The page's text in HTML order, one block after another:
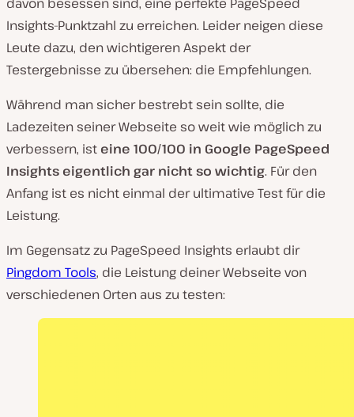
Insights-Punktzahl zu erreichen. Leider neigen diese
Leute dazu, den wichtigeren Aspekt der
Testergebnisse zu übersehen: die Empfehlungen.
Während man sicher bestrebt sein sollte, die
Ladezeiten seiner Webseite so weit wie möglich zu
verbessern, ist eine 100/100 in Google PageSpeed
Insights eigentlich gar nicht so wichtig. Für den
Anfang ist es nicht einmal der ultimative Test für die
Leistung.
Im Gegensatz zu PageSpeed Insights erlaubt dir
Pingdom Tools, die Leistung deiner Webseite von
verschiedenen Orten aus zu testen: